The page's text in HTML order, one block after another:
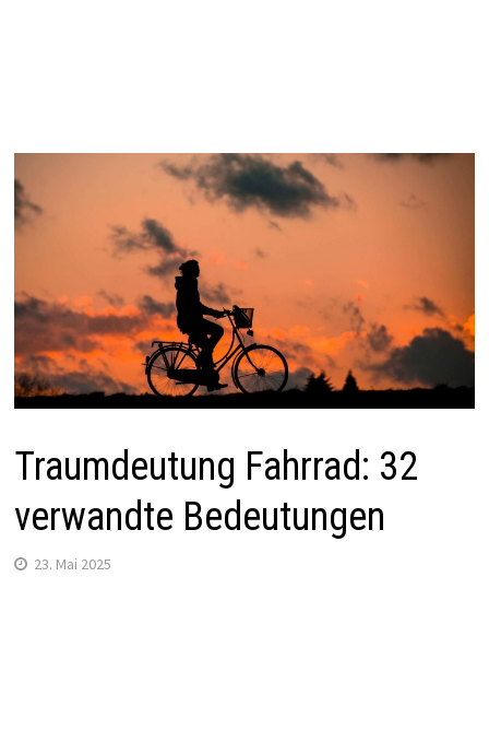
Traumdeutung Fahrrad: 32
verwandte Bedeutungen
23. Mai 2025